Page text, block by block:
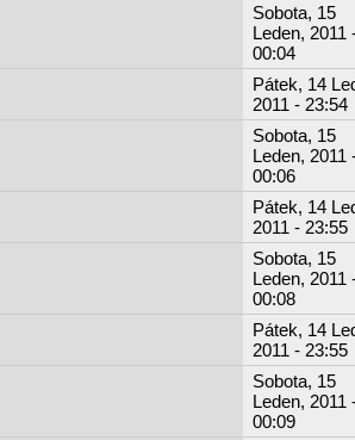
Sobota, 15
Leden, 2011
00:04
Pátek, 14
2011 - 23:54
Sobota, 15
Leden, 2011
00:06
Pátek, 14
2011 - 23:55
Sobota, 15
Leden, 2011
00:08
Pátek, 14
2011 - 23:55
Sobota, 15
Leden, 2011
00:09